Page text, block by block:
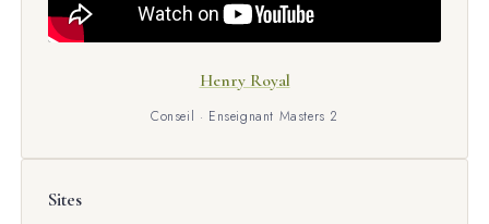
Henry Royal
Conseil · Enseignant Masters 2
Sites